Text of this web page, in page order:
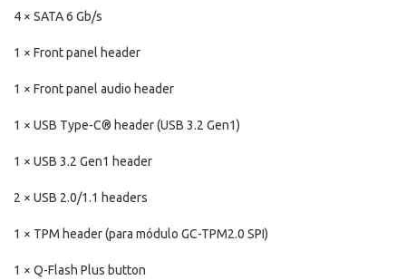
4 × SATA 6 Gb/s
1 × Front panel header
1 × Front panel audio header
1 × USB Type-C® header (USB 3.2 Gen1)
1 × USB 3.2 Gen1 header
2 × USB 2.0/1.1 headers
1 × TPM header (para módulo GC-TPM2.0 SPI)
1 × Q-Flash Plus button